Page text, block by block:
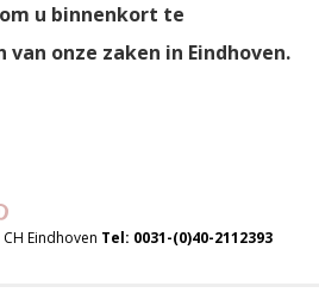
u binnenkort te
onze zaken in Eindhoven.
Eindhoven Tel: 0031-(0)40-2112393